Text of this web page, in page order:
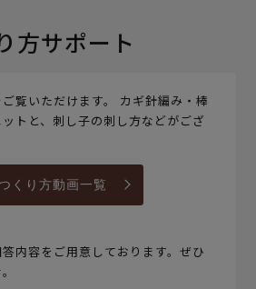
方サポート
覧いただけます。 カギ針編み・棒
トと、刺し子の刺し方などがござ
くり方動画一覧
内容をご用意しております。ぜひ